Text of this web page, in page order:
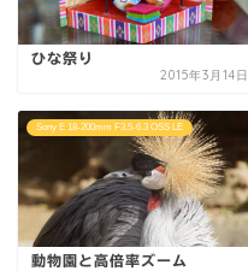
ひな祭り
2015年3月14日
Sony E 18-200mm F3.5-6.3 OSS LE
動物園と高倍率ズーム